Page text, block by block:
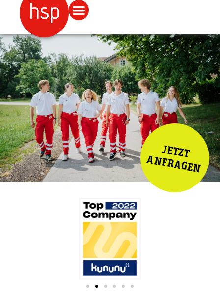
JETZT
ANFRAGEN